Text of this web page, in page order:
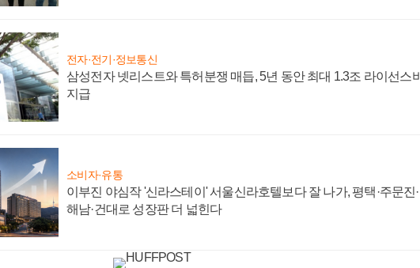
전자·전기·정보통신
삼성전자 넷리스트와 특허분쟁 매듭, 5년 동안 최대 1.3조 라이선스비
지급
소비자·유통
이부진 야심작 '신라스테이' 서울신라호텔보다 잘 나가, 평택·주문진·
해남·건대로 성장판 더 넓힌다